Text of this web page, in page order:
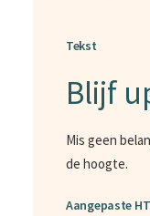
Tekst
Blijf
Mis geen
de hoogte.
Aangepaste